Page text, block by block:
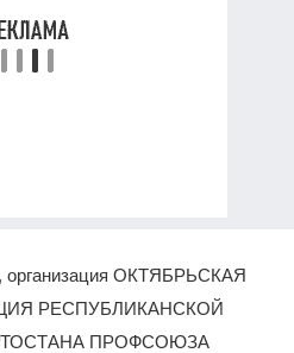
ОКТЯБРЬСКАЯ
РЕСПУБЛИКАНСКОЙ
ПРОФСОЮЗА